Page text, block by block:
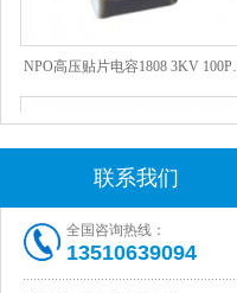
NPO高
联系我们
全国咨询热线：
13510639094